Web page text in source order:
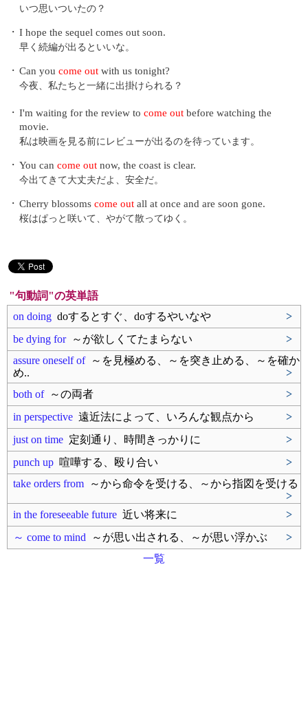
いつ思いついたの？
・ I hope the sequel comes out soon.
早く続編が出るといいな。
・ Can you come out with us tonight?
今夜、私たちと一緒に出掛けられる？
・ I'm waiting for the review to come out before watching the
movie.
私は映画を見る前にレビューが出るのを待っています。
・ You can come out now, the coast is clear.
今出てきて大丈夫だよ、安全だ。
・ Cherry blossoms come out all at once and are soon gone.
桜はぱっと咲いて、やがて散ってゆく。
"句動詞"の英単語
on doing doするとすぐ、doするやいなや
>
be dying for～が欲しくてたまらない
>
assure oneself of～を見極める、～を突き止める、～を確か
め..
>
both of～の両者
>
in perspective 遠近法によって、いろんな観点から
>
just on time 定刻通り、時間きっかりに
>
punch up 喧嘩する、殴り合い
>
take orders from ～から命令を受ける、～から指図を受ける
>
in the foreseeable future 近い将来に
>
～ come to mind ～が思い出される、～が思い浮かぶ
>
一覧